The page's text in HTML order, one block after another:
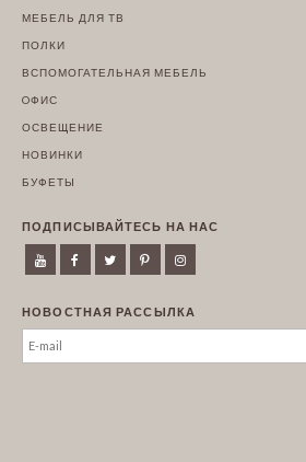
МЕБЕЛЬ ДЛЯ ТВ
ПОЛКИ
ВСПОМОГАТЕЛЬНАЯ МЕБЕЛЬ
OФИС
ОСВЕЩЕНИЕ
НОВИНКИ
БУФЕТЫ
ПОДПИСЫВАЙТЕСЬ НА НАС
НОВОСТНАЯ РАССЫЛКА